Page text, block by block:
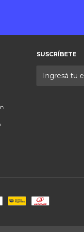
SUSCRÍBETE